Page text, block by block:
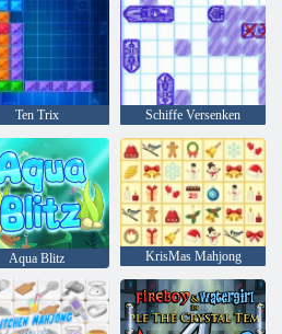
Ten Trix Schiffe Versenken
Aqua Blitz KrisMas Mahjong